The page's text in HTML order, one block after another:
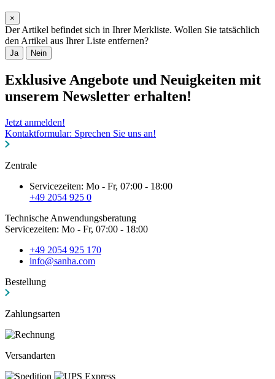
×
Der Artikel befindet sich in Ihrer Merkliste. Wollen Sie tatsächlich
den Artikel aus Ihrer Liste entfernen?
Ja Nein
Exklusive Angebote und Neuigkeiten mit
unserem Newsletter erhalten!
Jetzt anmelden!
Kontaktformular: Sprechen Sie uns an!
Zentrale
Servicezeiten: Mo - Fr, 07:00 - 18:00
+49 2054 925 0
Technische Anwendungsberatung
Servicezeiten: Mo - Fr, 07:00 - 18:00
+49 2054 925 170
info@sanha.com
Bestellung
Zahlungsarten
Versandarten